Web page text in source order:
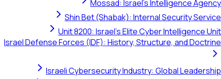
Mossad: Israel's Intelligence
Shin Bet (Shabak): Internal Security
Unit 8200: Israel's Elite Cyber
Israel Defense Forces (IDF): History, Structure, and
Israeli Cybersecurity Industry: Global